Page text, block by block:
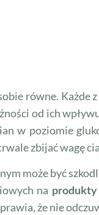
równe. Każde
od ich
w poziomie
zbijać wagę
może być
na
że nie